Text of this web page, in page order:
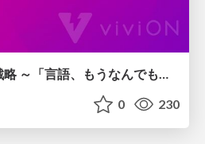
AI時代のPHPer生存戦略 ～「言語、もうなんでもよくない？」に本気で向き合う～
0 230